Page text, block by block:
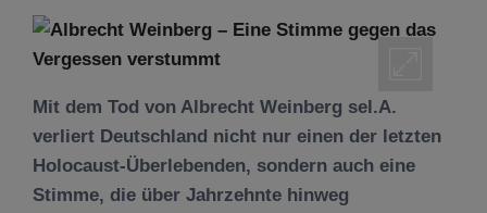
Mit dem Tod von Albrecht Weinberg sel.A.
verliert Deutschland nicht nur einen der letzten
Holocaust-Überlebenden, sondern auch eine
Stimme, die über Jahrzehnte hinweg